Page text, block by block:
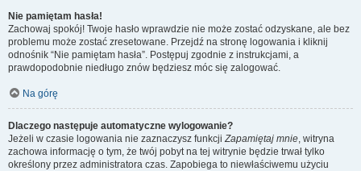
Nie pamiętam hasła!
Zachowaj spokój! Twoje hasło wprawdzie nie może zostać odzyskane, ale bez
problemu może zostać zresetowane. Przejdź na stronę logowania i kliknij
odnośnik “Nie pamiętam hasła”. Postępuj zgodnie z instrukcjami, a
prawdopodobnie niedługo znów będziesz móc się zalogować.
Na górę
Dlaczego następuje automatyczne wylogowanie?
Jeżeli w czasie logowania nie zaznaczysz funkcjiZapamiętaj mnie, witryna
zachowa informację o tym, że twój pobyt na tej witrynie będzie trwał tylko
określony przez administratora czas. Zapobiega to niewłaściwemu użyciu